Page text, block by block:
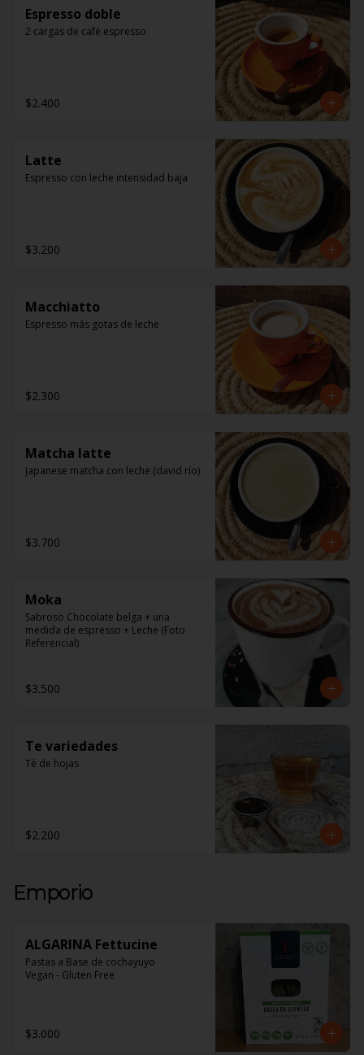
Espresso doble
2 cargas de café espresso
$2.400
Latte
Espresso con leche intensidad baja
$3.200
Macchiatto
Espresso más gotas de leche
$2.300
Matcha latte
Japanese matcha con leche (david río)
$3.700
Moka
Sabroso Chocolate belga + una
medida de espresso + Leche (Foto
Referencial)
$3.500
Te variedades
Té de hojas
$2.200
Emporio
ALGARINA Fettucine
Pastas a Base de cochayuyo
Vegan - Gluten Free
$3.000